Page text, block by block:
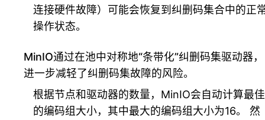
连接硬件故障）可能会恢复到纠删码集合中的正
操作状态。
MinIO通过在池中对称地“条带化”纠删码集驱动器，
进一步减轻了纠删码集故障的风险。
根据节点和驱动器的数量，MinIO会自动计算最佳
的编码组大小，其中最大的编码组大小为16。 然